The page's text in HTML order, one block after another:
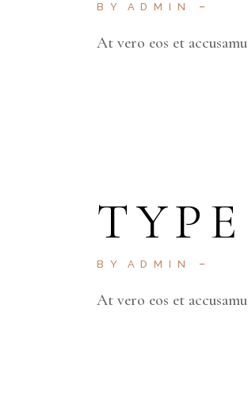
BY ADMIN
At vero eos et
BY ADMIN
At vero eos et